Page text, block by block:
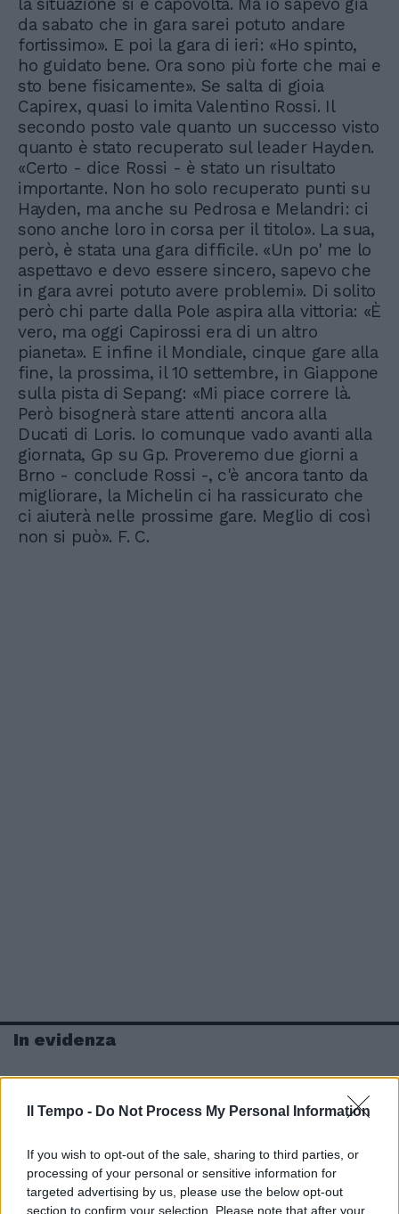
Il Tempo - Do Not Process My Personal Information
If you wish to opt-out of the sale, sharing to third parties, or
processing of your personal or sensitive information for
targeted advertising by us, please use the below opt-out
section to confirm your selection. Please note that after your
la situazione si è capovolta. Ma io sapevo già
da sabato che in gara sarei potuto andare
fortissimo». E poi la gara di ieri: «Ho spinto,
ho guidato bene. Ora sono più forte che mai e
sto bene fisicamente». Se salta di gioia
Capirex, quasi lo imita Valentino Rossi. Il
secondo posto vale quanto un successo visto
quanto è stato recuperato sul leader Hayden.
«Certo - dice Rossi - è stato un risultato
importante. Non ho solo recuperato punti su
Hayden, ma anche su Pedrosa e Melandri: ci
sono anche loro in corsa per il titolo». La sua,
però, è stata una gara difficile. «Un po' me lo
aspettavo e devo essere sincero, sapevo che
in gara avrei potuto avere problemi». Di solito
però chi parte dalla Pole aspira alla vittoria: «È
vero, ma oggi Capirossi era di un altro
pianeta». E infine il Mondiale, cinque gare alla
fine, la prossima, il 10 settembre, in Giappone
sulla pista di Sepang: «Mi piace correre là.
Però bisognerà stare attenti ancora alla
Ducati di Loris. Io comunque vado avanti alla
giornata, Gp su Gp. Proveremo due giorni a
Brno - conclude Rossi -, c'è ancora tanto da
migliorare, la Michelin ci ha rassicurato che
ci aiuterà nelle prossime gare. Meglio di così
non si può». F. C.
In evidenza